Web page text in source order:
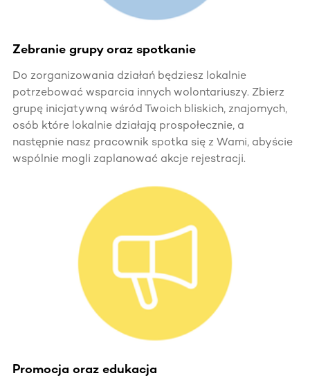
Zebranie grupy oraz spotkanie
Do zorganizowania działań będziesz lokalnie
potrzebować wsparcia innych wolontariuszy. Zbierz
grupę inicjatywną wśród Twoich bliskich, znajomych,
osób które lokalnie działają prospołecznie, a
następnie nasz pracownik spotka się z Wami, abyście
wspólnie mogli zaplanować akcje rejestracji.
Promocja oraz edukacja